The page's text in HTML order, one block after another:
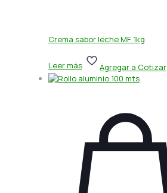
Crema sabor leche MF 1kg
Leer más Agregar a Cotizar